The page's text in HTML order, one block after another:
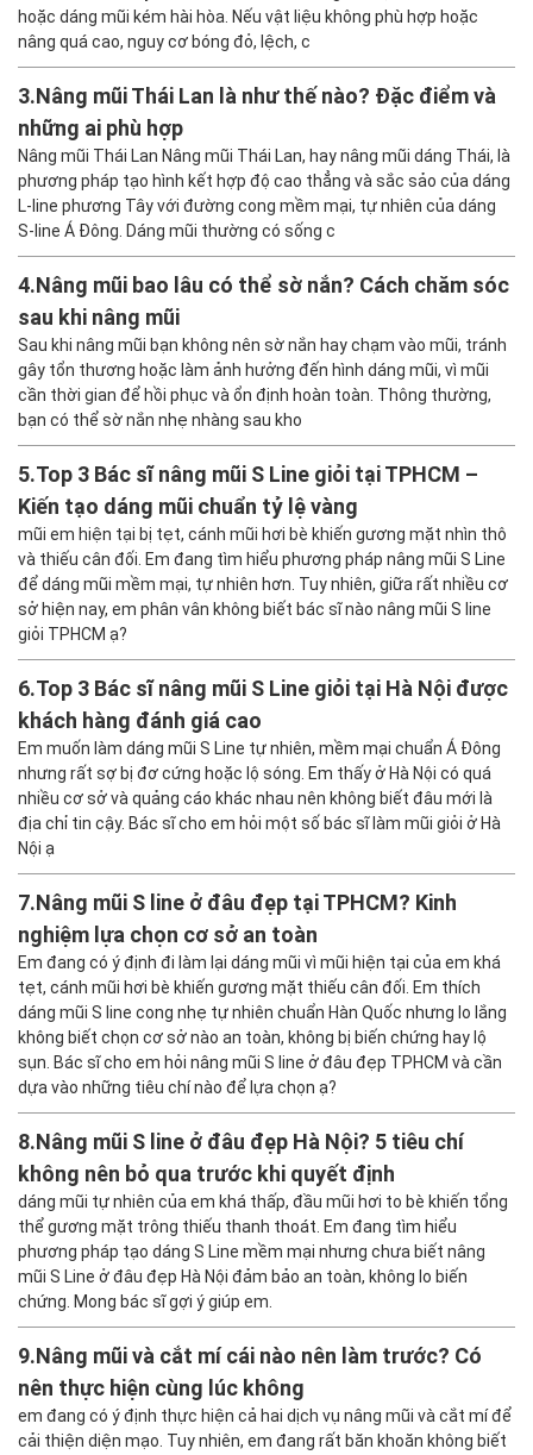
hoặc dáng mũi kém hài hòa. Nếu vật liệu không phù hợp hoặc
nâng quá cao, nguy cơ bóng đỏ, lệch, c
3.Nâng mũi Thái Lan là như thế nào? Đặc điểm và
những ai phù hợp
Nâng mũi Thái Lan Nâng mũi Thái Lan, hay nâng mũi dáng Thái, là
phương pháp tạo hình kết hợp độ cao thẳng và sắc sảo của dáng
L-line phương Tây với đường cong mềm mại, tự nhiên của dáng
S-line Á Đông. Dáng mũi thường có sống c
4.Nâng mũi bao lâu có thể sờ nắn? Cách chăm sóc
sau khi nâng mũi
Sau khi nâng mũi bạn không nên sờ nắn hay chạm vào mũi, tránh
gây tổn thương hoặc làm ảnh hưởng đến hình dáng mũi, vì mũi
cần thời gian để hồi phục và ổn định hoàn toàn. Thông thường,
bạn có thể sờ nắn nhẹ nhàng sau kho
5.Top 3 Bác sĩ nâng mũi S Line giỏi tại TPHCM –
Kiến tạo dáng mũi chuẩn tỷ lệ vàng
mũi em hiện tại bị tẹt, cánh mũi hơi bè khiến gương mặt nhìn thô
và thiếu cân đối. Em đang tìm hiểu phương pháp nâng mũi S Line
để dáng mũi mềm mại, tự nhiên hơn. Tuy nhiên, giữa rất nhiều cơ
sở hiện nay, em phân vân không biết bác sĩ nào nâng mũi S line
giỏi TPHCM ạ?
6.Top 3 Bác sĩ nâng mũi S Line giỏi tại Hà Nội được
khách hàng đánh giá cao
Em muốn làm dáng mũi S Line tự nhiên, mềm mại chuẩn Á Đông
nhưng rất sợ bị đơ cứng hoặc lộ sóng. Em thấy ở Hà Nội có quá
nhiều cơ sở và quảng cáo khác nhau nên không biết đâu mới là
địa chỉ tin cậy. Bác sĩ cho em hỏi một số bác sĩ làm mũi giỏi ở Hà
Nội ạ
7.Nâng mũi S line ở đâu đẹp tại TPHCM? Kinh
nghiệm lựa chọn cơ sở an toàn
Em đang có ý định đi làm lại dáng mũi vì mũi hiện tại của em khá
tẹt, cánh mũi hơi bè khiến gương mặt thiếu cân đối. Em thích
dáng mũi S line cong nhẹ tự nhiên chuẩn Hàn Quốc nhưng lo lắng
không biết chọn cơ sở nào an toàn, không bị biến chứng hay lộ
sụn. Bác sĩ cho em hỏi nâng mũi S line ở đâu đẹp TPHCM và cần
dựa vào những tiêu chí nào để lựa chọn ạ?
8.Nâng mũi S line ở đâu đẹp Hà Nội? 5 tiêu chí
không nên bỏ qua trước khi quyết định
dáng mũi tự nhiên của em khá thấp, đầu mũi hơi to bè khiến tổng
thể gương mặt trông thiếu thanh thoát. Em đang tìm hiểu
phương pháp tạo dáng S Line mềm mại nhưng chưa biết nâng
mũi S Line ở đâu đẹp Hà Nội đảm bảo an toàn, không lo biến
chứng. Mong bác sĩ gợi ý giúp em.
9.Nâng mũi và cắt mí cái nào nên làm trước? Có
nên thực hiện cùng lúc không
em đang có ý định thực hiện cả hai dịch vụ nâng mũi và cắt mí để
cải thiện diện mạo. Tuy nhiên, em đang rất băn khoăn không biết